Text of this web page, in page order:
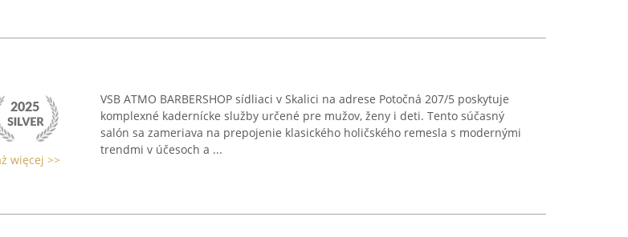
więcej >>
VSB ATMO BARBERSHOP sídliaci v Skalici na adrese Potočná 207/5 poskytuje
komplexné kadernícke služby určené pre mužov, ženy i deti. Tento súčasný
salón sa zameriava na prepojenie klasického holičského remesla s modernými
trendmi v účesoch a ...